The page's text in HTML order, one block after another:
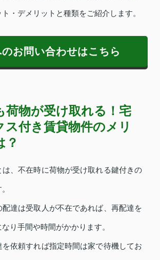
・デメリットと種類をご紹介します。
お問い合わせはこちら
荷物が受け取れる！宅
ス付き賃貸物件のメリ
？
、不在時に荷物が受け取れる鍵付きの
達は受取人が不在であれば、再配達を
り手間や時間がかかります。
を依頼すれば指定時間は家で待機してお